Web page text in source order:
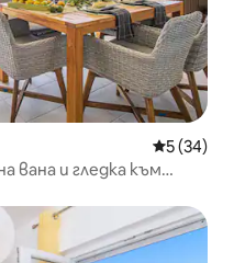
Средна
5 (34)
вана и гледка към